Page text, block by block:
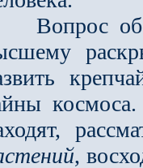
об
,